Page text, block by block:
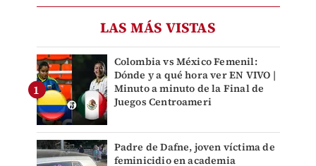
LAS MÁS VISTAS
Colombia vs México Femenil:
Dónde y a qué hora ver EN VIVO |
Minuto a minuto de la Final de
Juegos Centroameri
Padre de Dafne, joven víctima de
feminicidio en academia